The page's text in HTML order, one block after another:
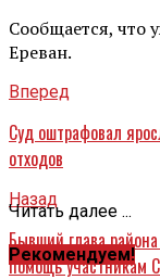
Сообщается, что
Ереван.
Вперед
Суд оштрафовал
отходов
Назад
Бывший глава
помощь участникам
Читать далее ...
Рекомендуем!